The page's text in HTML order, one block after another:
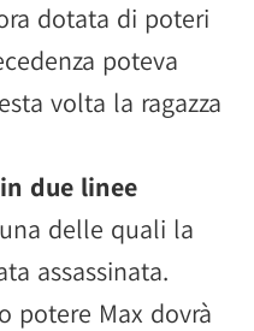
dotata di poteri
poteva
volta la ragazza
due linee
delle quali la
assassinata.
potere Max dovrà